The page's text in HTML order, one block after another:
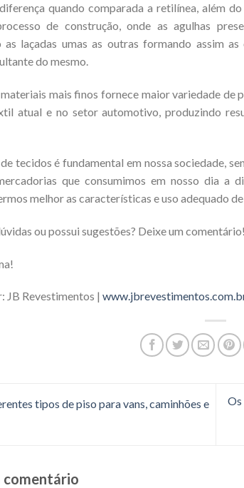
quando comparada a retilínea, além
de construção, onde as agulhas
as laçadas umas as outras formando assim
do mesmo.
mais finos fornece maior variedade de
atual e no setor automotivo, produzindo
tecidos é fundamental em nossa sociedade,
que consumimos em nosso dia a
melhor as características e uso adequado
ou possui sugestões? Deixe um comentário!
JB Revestimentos |
tipos de piso para vans, caminhões e
Os
comentário